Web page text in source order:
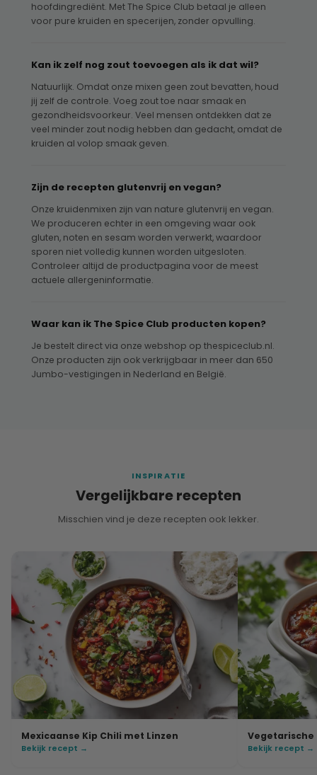
hoofdingrediënt. Met The Spice Club betaal je alleen
voor pure kruiden en specerijen, zonder opvulling.
Kan ik zelf nog zout toevoegen als ik dat wil?
Natuurlijk. Omdat onze mixen geen zout bevatten, houd
jij zelf de controle. Voeg zout toe naar smaak en
gezondheidsvoorkeur. Veel mensen ontdekken dat ze
veel minder zout nodig hebben dan gedacht, omdat de
kruiden al volop smaak geven.
Zijn de recepten glutenvrij en vegan?
Onze kruidenmixen zijn van nature glutenvrij en vegan.
We produceren echter in een omgeving waar ook
gluten, noten en sesam worden verwerkt, waardoor
sporen niet volledig kunnen worden uitgesloten.
Controleer altijd de productpagina voor de meest
actuele allergeninformatie.
Waar kan ik The Spice Club producten kopen?
Je bestelt direct via onze webshop op thespiceclub.nl.
Onze producten zijn ook verkrijgbaar in meer dan 650
Jumbo-vestigingen in Nederland en België.
INSPIRATIE
Vergelijkbare recepten
Misschien vind je deze recepten ook lekker.
Mexicaanse Kip Chili met Linzen
Bekijk recept →
Vegetarische
Bekijk recept →